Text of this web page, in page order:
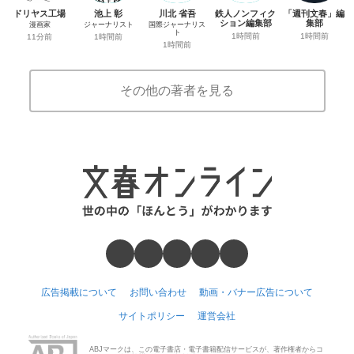
ドリヤス工場
漫画家
11分前
池上 彰
ジャーナリスト
1時間前
川北 省吾
国際ジャーナリス
ト
1時間前
鉄人ノンフィク
ション編集部
1時間前
「週刊文春」編
集部
1時間前
その他の著者を見る
広告掲載について お問い合わせ 動画・バナー広告について
サイトポリシー 運営会社
ABJマークは、この電子書店・電子書籍配信サービスが、著作権者からコ